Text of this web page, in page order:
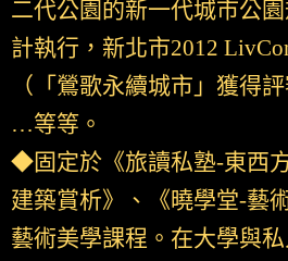
二代公園的新一代城市公
計執行，新北市2012
（「鶯歌永續城市」獲得
…等等。
◆固定於《旅讀私塾-東西
建築賞析》、《曉學堂-藝
藝術美學課程。在大學與